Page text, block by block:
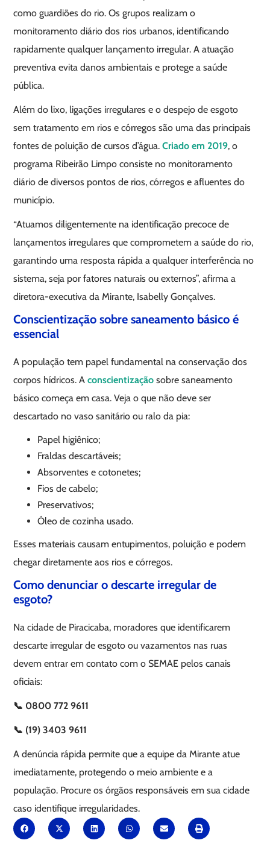
como guardiões do rio. Os grupos realizam o
monitoramento diário dos rios urbanos, identificando
rapidamente qualquer lançamento irregular. A atuação
preventiva evita danos ambientais e protege a saúde
pública.
Além do lixo, ligações irregulares e o despejo de esgoto
sem tratamento em rios e córregos são uma das principais
fontes de poluição de cursos d’água.Criado em 2019, o
programa Ribeirão Limpo consiste no monitoramento
diário de diversos pontos de rios, córregos e afluentes do
município.
“Atuamos diligentemente na identificação precoce de
lançamentos irregulares que comprometem a saúde do rio,
garantindo uma resposta rápida a qualquer interferência no
sistema, seja por fatores naturais ou externos”, afirma a
diretora-executiva da Mirante, Isabelly Gonçalves.
Conscientização sobre saneamento básico é
essencial
A população tem papel fundamental na conservação dos
corpos hídricos. Aconscientização sobre saneamento
básico começa em casa. Veja o que não deve ser
descartado no vaso sanitário ou ralo da pia:
Papel higiênico;
Fraldas descartáveis;
Absorventes e cotonetes;
Fios de cabelo;
Preservativos;
Óleo de cozinha usado.
Esses materiais causam entupimentos, poluição e podem
chegar diretamente aos rios e córregos.
Como denunciar o descarte irregular de
esgoto?
Na cidade de Piracicaba, moradores que identificarem
descarte irregular de esgoto ou vazamentos nas ruas
devem entrar em contato com o SEMAE pelos canais
oficiais:
📞 0800 772 9611
📞 (19) 3403 9611
A denúncia rápida permite que a equipe da Mirante atue
imediatamente, protegendo o meio ambiente e a
população. Procure os órgãos responsáveis em sua cidade
caso identifique irregularidades.